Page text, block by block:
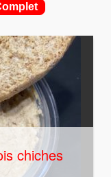
chiches